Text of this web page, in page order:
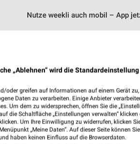
Nutze weekli auch mobil – App
„Ablehnen“ wird die
oder greifen auf Informationen auf einem Gerät
Daten zu verarbeiten. Einige Anbieter
Um dem zu widersprechen, öffnen Sie die
die Schaltfläche „Einstellungen verwalten“
Um Ihre Einwilligung zu widerrufen, klicken
„Meine Daten“. Auf dieser Seite können
haben keinen Einfluss auf die Browserdaten.